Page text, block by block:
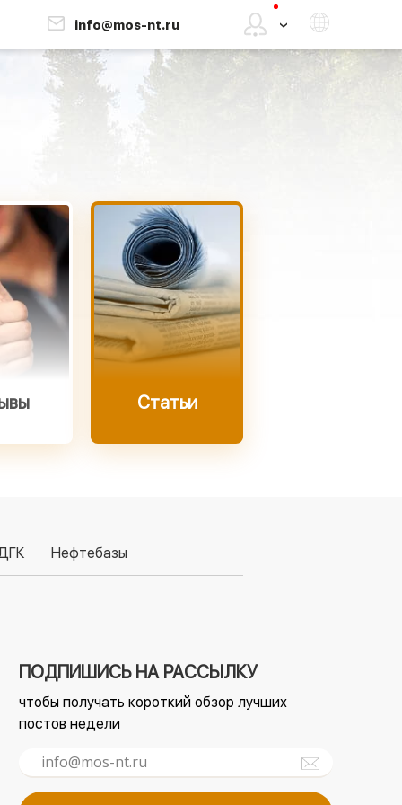
info@mos-nt.ru ›
Статьи
Нефтебазы
ПОДПИШИСЬ НА РАССЫЛКУ
чтобы получать короткий обзор лучших
постов недели